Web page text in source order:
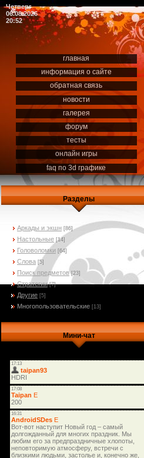
Четверг
06.08.2026
20:52
главная
информация о сайте
обратная связь
новости
галерея
форум
тесты
онлайн игры
faq по 3d графике
Разделы
Аркады и экшн [86]
Настольные [14]
Головоломки [64]
Слова [5]
Поиск предметов [23]
Стратегии [7]
Другие [5]
Многопользовательские [13]
Мини-чат